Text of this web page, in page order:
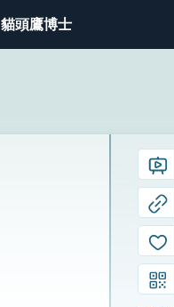
貓頭鷹博士